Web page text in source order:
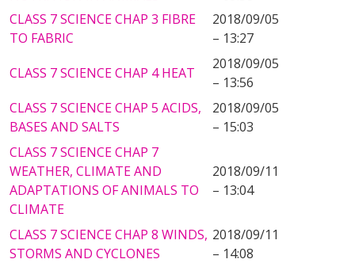
CLASS 7 SCIENCE CHAP 3 FIBRE
TO FABRIC
2018/09/05
– 13:27
CLASS 7 SCIENCE CHAP 4 HEAT
2018/09/05
– 13:56
CLASS 7 SCIENCE CHAP 5 ACIDS,
BASES AND SALTS
2018/09/05
– 15:03
CLASS 7 SCIENCE CHAP 7
WEATHER, CLIMATE AND
ADAPTATIONS OF ANIMALS TO
CLIMATE
2018/09/11
– 13:04
CLASS 7 SCIENCE CHAP 8 WINDS,
STORMS AND CYCLONES
2018/09/11
– 14:08